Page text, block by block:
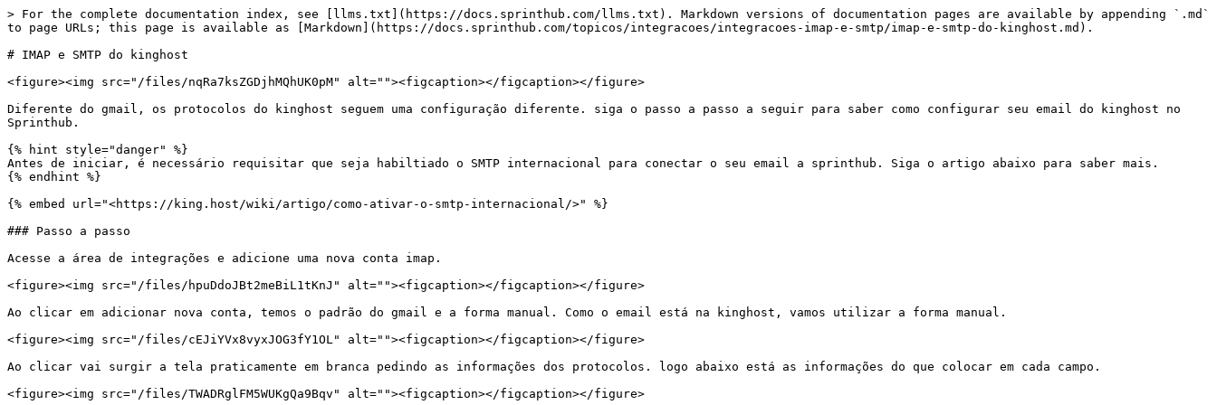
> For the complete documentation index, see [llms.txt](https://docs.sprinthub.com/llms.txt). Markdown versions of documentation pages are available by appending `.md`
to page URLs; this page is available as [Markdown](https://docs.sprinthub.com/topicos/integracoes/integracoes-imap-e-smtp/imap-e-smtp-do-kinghost.md).
# IMAP e SMTP do kinghost
<figure><img src="/files/nqRa7ksZGDjhMQhUK0pM" alt=""><figcaption></figcaption></figure>
Diferente do gmail, os protocolos do kinghost seguem uma configuração diferente. siga o passo a passo a seguir para saber como configurar seu email do kinghost no
Sprinthub.
{% hint style="danger" %}
Antes de iniciar, é necessário requisitar que seja habiltiado o SMTP internacional para conectar o seu email a sprinthub. Siga o artigo abaixo para saber mais.
{% endhint %}
{% embed url="<https://king.host/wiki/artigo/como-ativar-o-smtp-internacional/>" %}
### Passo a passo
Acesse a área de integrações e adicione uma nova conta imap.
<figure><img src="/files/hpuDdoJBt2meBiL1tKnJ" alt=""><figcaption></figcaption></figure>
Ao clicar em adicionar nova conta, temos o padrão do gmail e a forma manual. Como o email está na kinghost, vamos utilizar a forma manual.
<figure><img src="/files/cEJiYVx8vyxJOG3fY1OL" alt=""><figcaption></figcaption></figure>
Ao clicar vai surgir a tela praticamente em branca pedindo as informações dos protocolos. logo abaixo está as informações do que colocar em cada campo.
<figure><img src="/files/TWADRglFM5WUKgQa9Bqv" alt=""><figcaption></figcaption></figure>